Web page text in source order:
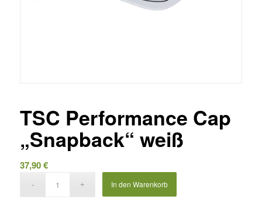
TSC Performance Cap
„Snapback“ weiß
37,90€
In den Warenkorb